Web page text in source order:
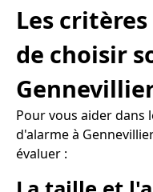
Les
de choisir
Pour vous aider dans
d'alarme à
évaluer :